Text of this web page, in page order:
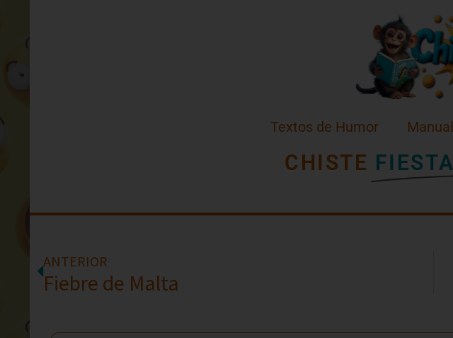
Textos de Humor
CHISTE
ANTERIOR
Fiebre de Malta